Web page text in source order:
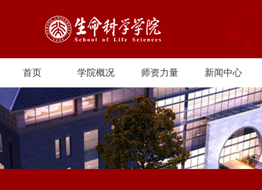
首页 学院概况 师资力量 新闻中心